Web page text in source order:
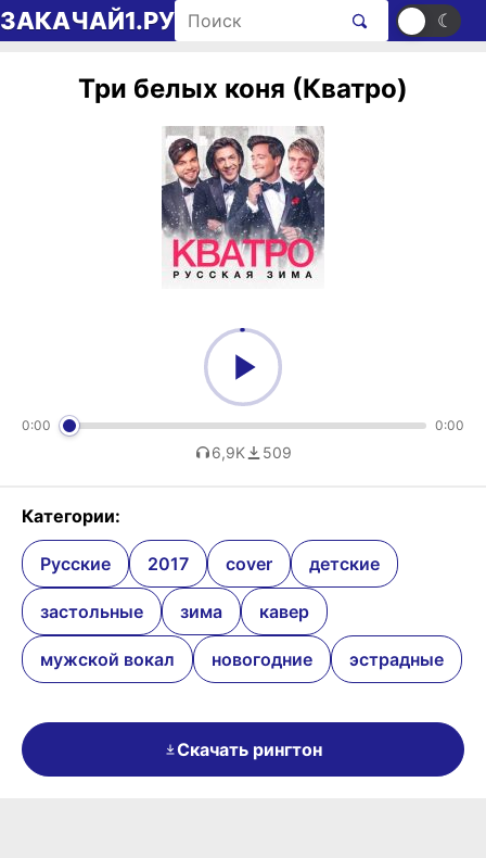
Перейти к содержимому
ЗАКАЧАЙ1.РУ Поиск рингтонов ☀ ☾
Три белых коня (Кватро)
0:00 0:00
6,9K 509
Категории:
Русские 2017 cover детские
застольные зима кавер
мужской вокал новогодние эстрадные
Скачать рингтон